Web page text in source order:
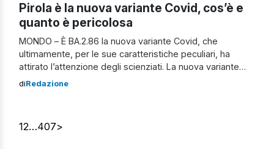
Pirola è la nuova variante Covid, cos’è e
quanto è pericolosa
MONDO – È BA.2.86 la nuova variante Covid, che
ultimamente, per le sue caratteristiche peculiari, ha
attirato l’attenzione degli scienziati. La nuova variante
Covid si chiama Pirola Denominata “Pirola“, la nuova
e […]
diRedazione
12…407>